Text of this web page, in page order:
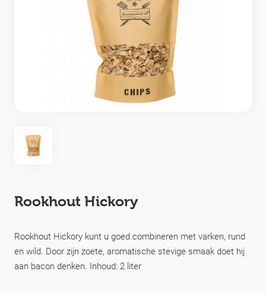
Rookhout Hickory
Rookhout Hickory kunt u goed combineren met varken, rund
en wild. Door zijn zoete, aromatische stevige smaak doet hij
aan bacon denken. Inhoud: 2 liter